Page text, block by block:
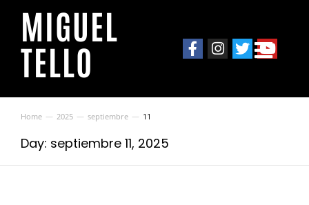
MIGUEL
TELLO
You are here:
Home 2025 septiembre 11
Day: septiembre 11, 2025